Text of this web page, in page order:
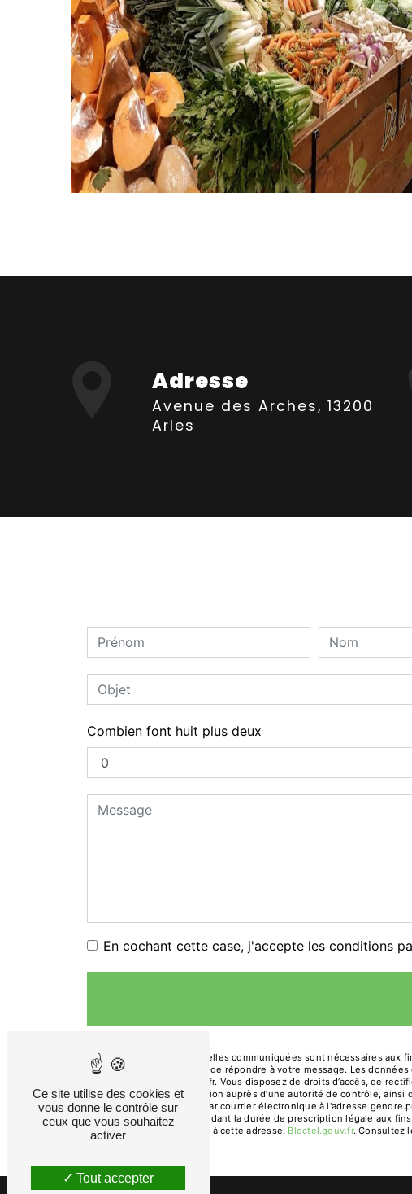
Adresse
Avenue des Arches, 13200
Arles
Combien font huit plus deux
En cochant cette case, j'accepte les conditions
** Les données personnelles communiquées sont nécessaires aux
traitants dans le seul but de répondre à votre message. Les
gendre.primeur@orange.fr. Vous disposez de droits d’accès, de
d’introduire une réclamation auprès d’une autorité de contrôle,
Arches, 13200 Arles ou par courrier électronique à l'adresse
prise de contact puis pendant la durée de prescription légale aux
téléphonique, disponible à cette adresse:
Bloctel.gouv.fr. Consultez
Ce site utilise des cookies et
vous donne le contrôle sur
ceux que vous souhaitez
activer
Tout accepter